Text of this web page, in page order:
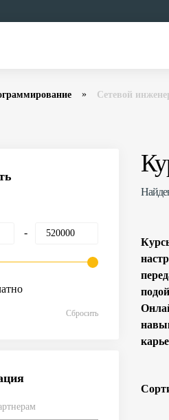
Сетевой
Сбросить